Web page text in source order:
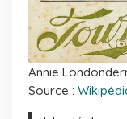
Annie
Source :